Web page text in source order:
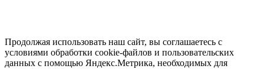
Продолжая использовать наш сайт, вы соглашаетесь с
условиями обработки cookie-файлов и пользовательских
данных с помощью Яндекс.Метрика, необходимых для